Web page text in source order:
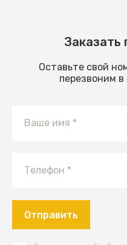
Заказать
Оставьте свой
перезвоним
Отправить